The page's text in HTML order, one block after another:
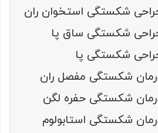
شکستگی استخوان ران
شکستگی ساق پا
شکستگی پا
شکستگی مفصل ران
شکستگی حفره لگن
شکستگی استابولوم